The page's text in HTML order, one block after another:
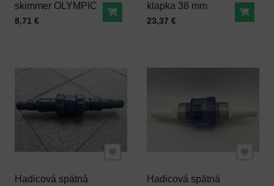
skimmer OLYMPIC
Cena s DPH
8,71 € Do košíka
klapka 38 mm
Cena s DPH
23,37 € Do
Hadicová spätná
Pridať k Obľúbeným
Hadicová spätná